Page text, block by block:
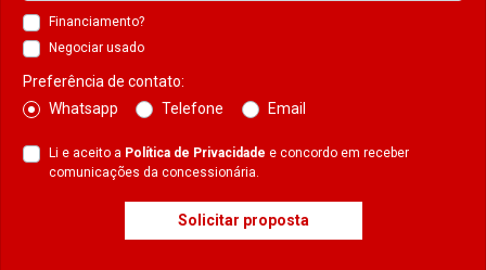
Financiamento?
Negociar usado
Preferência de contato:
Whatsapp
Telefone Email
Li e aceito a Política de Privacidade e concordo em receber
comunicações da concessionária.
Solicitar proposta